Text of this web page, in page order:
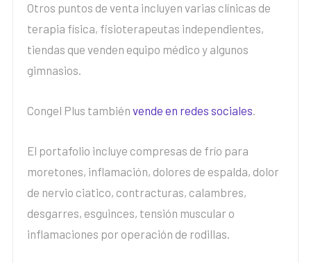
Otros puntos de venta incluyen varias clínicas de
terapia física, fisioterapeutas independientes,
tiendas que venden equipo médico y algunos
gimnasios.
Congel Plus también vende en redes sociales
El portafolio incluye compresas de frío para
moretones, inflamación, dolores de espalda, dolor
de nervio ciatico, contracturas, calambres,
desgarres, esguinces, tensión muscular o
inflamaciones por operación de rodillas.